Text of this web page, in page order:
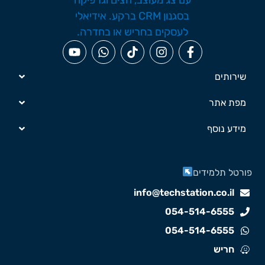
שירותים
מפת אתר
מידע נוסף
info@techstation.co.il
054-514-6555
054-514-6555
חריש
תלמידים